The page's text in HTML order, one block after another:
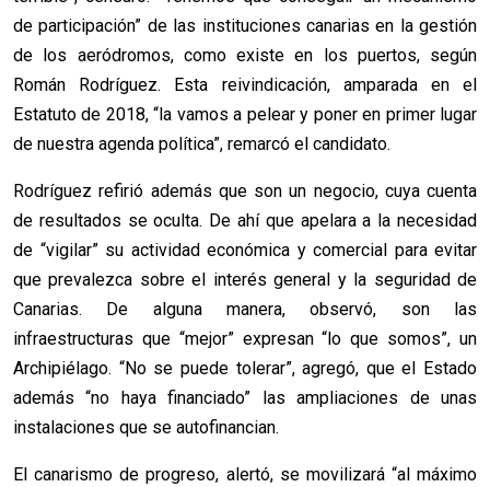
de participación” de las instituciones canarias en la gestión
de los aeródromos, como existe en los puertos, según
Román Rodríguez. Esta reivindicación, amparada en el
Estatuto de 2018, “la vamos a pelear y poner en primer lugar
de nuestra agenda política”, remarcó el candidato.
Rodríguez refirió además que son un negocio, cuya cuenta
de resultados se oculta. De ahí que apelara a la necesidad
de “vigilar” su actividad económica y comercial para evitar
que prevalezca sobre el interés general y la seguridad de
Canarias. De alguna manera, observó, son las
infraestructuras que “mejor” expresan “lo que somos”, un
Archipiélago. “No se puede tolerar”, agregó, que el Estado
además “no haya financiado” las ampliaciones de unas
instalaciones que se autofinancian.
El canarismo de progreso, alertó, se movilizará “al máximo